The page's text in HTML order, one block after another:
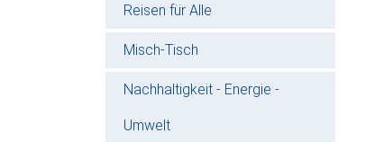
Reisen für Alle
Misch-Tisch
Nachhaltigkeit - Energie -
Umwelt